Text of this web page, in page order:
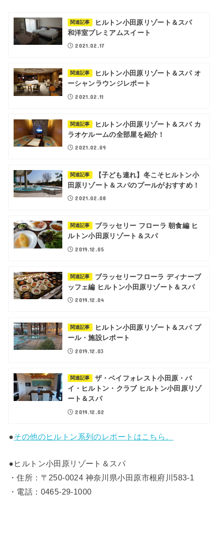
関連記事
ヒルトン小田原リゾート＆スパ
和洋室プレミアムスイート
2021.02.17
関連記事
ヒルトン小田原リゾート＆スパ オ
ーシャンラウンジレポート
2021.02.11
関連記事
ヒルトン小田原リゾート＆スパ カ
ラオケルームの全部屋を紹介！
2021.02.09
関連記事
【子ども連れ】冬こそヒルトン小
田原リゾート＆スパのプールがおすすめ！
2021.02.08
関連記事
ブラッセリー フローラ 朝食編 ヒ
ルトン小田原リゾート＆スパ
2019.12.05
関連記事
ブラッセリーフローラ ディナーブ
ッフェ編 ヒルトン小田原リゾート＆スパ
2019.12.04
関連記事
ヒルトン小田原リゾート＆スパ プ
ール・施設レポート
2019.12.03
関連記事
ザ・ベイフォレスト小田原・バ
イ・ヒルトン・クラブ ヒルトン小田原リゾ
ート＆スパ
2019.12.02
●その他のヒルトン系列のレポートはこちら。
●ヒルトン小田原リゾート＆スパ
・住所：〒250-0024 神奈川県小田原市根府川583-1
・電話：0465-29-1000